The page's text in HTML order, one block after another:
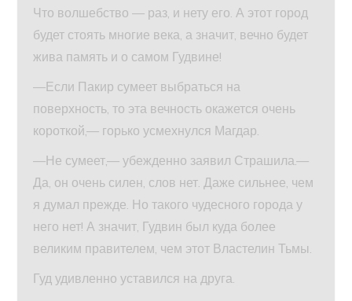
Что волшебство — раз, и нету его. А этот город
будет стоять многие века, а значит, вечно будет
жива память и о самом Гудвине!
—Если Пакир сумеет выбраться на
поверхность, то эта вечность окажется очень
короткой,— горько усмехнулся Магдар.
—Не сумеет,— убежденно заявил Страшила.—
Да, он очень силен, слов нет. Даже сильнее, чем
я думал прежде. Но такого чудесного города у
него нет! А значит, Гудвин был куда более
великим правителем, чем этот Властелин Тьмы.
Гуд удивленно уставился на друга.